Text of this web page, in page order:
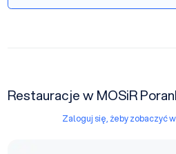
Restauracje w MOSiR
Zaloguj się, żeby zobaczyć